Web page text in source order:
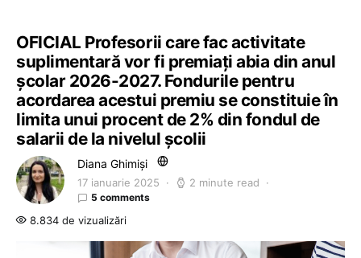
OFICIAL Profesorii care fac activitate
suplimentară vor fi premiați abia din anul
școlar 2026-2027. Fondurile pentru
acordarea acestui premiu se constituie în
limita unui procent de 2% din fondul de
salarii de la nivelul școlii
Diana Ghimiși
17 ianuarie 2025 2 minute read
5 comments
8.834 de vizualizări